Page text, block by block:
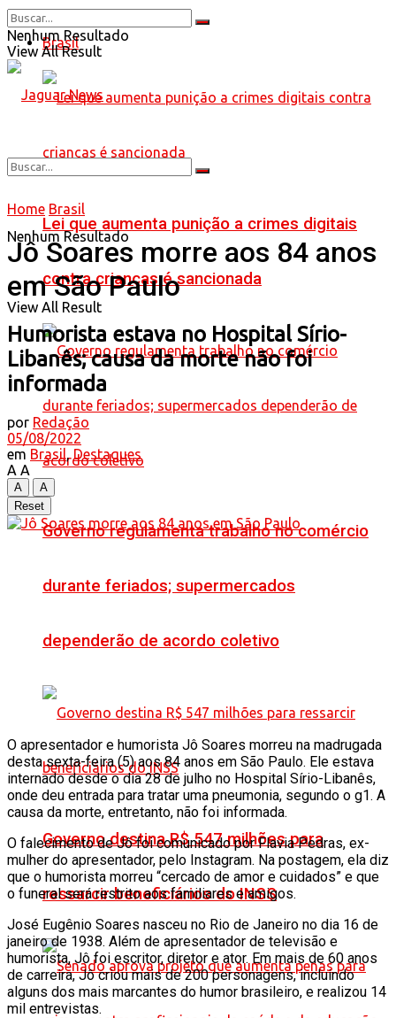
Brasil
Lei que aumenta punição a crimes digitais
contra crianças é sancionada
Governo regulamenta trabalho no comércio
durante feriados; supermercados
dependerão de acordo coletivo
Governo destina R$ 547 milhões para
ressarcir beneficiários do INSS
Nenhum Resultado
View All Result
Nenhum Resultado
View All Result
Home Brasil
Jô Soares morre aos 84 anos
em São Paulo
Humorista estava no Hospital Sírio-
Libanês; causa da morte não foi
informada
por Redação
05/08/2022
em Brasil,Destaques
A A
A
A
Reset
O apresentador e humorista Jô Soares morreu na madrugada
desta sexta-feira (5) aos 84 anos em São Paulo. Ele estava
internado desde o dia 28 de julho no Hospital Sírio-Libanês,
onde deu entrada para tratar uma pneumonia, segundo o g1. A
causa da morte, entretanto, não foi informada.
O falecimento de Jô foi comunicado por Flavia Pedras, ex-
mulher do apresentador, pelo Instagram. Na postagem, ela diz
que o humorista morreu “cercado de amor e cuidados” e que
o funeral será restrito aos familiares e amigos.
José Eugênio Soares nasceu no Rio de Janeiro no dia 16 de
janeiro de 1938. Além de apresentador de televisão e
humorista, Jô foi escritor, diretor e ator. Em mais de 60 anos
de carreira, Jô criou mais de 200 personagens, incluindo
alguns dos mais marcantes do humor brasileiro, e realizou 14
mil entrevistas.